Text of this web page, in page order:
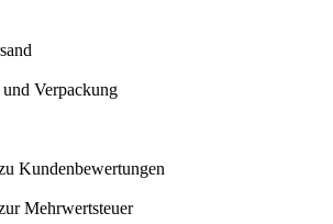
Verpackung
Kundenbewertungen
Mehrwertsteuer